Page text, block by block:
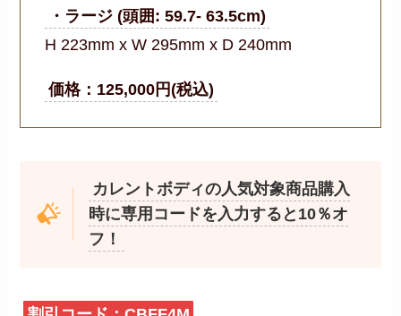
・ラージ (頭囲: 59.7- 63.5cm)
H 223mm x W 295mm x D 240mm
価格：125,000円(税込)
カレントボディの人気対象商品購入
時に専用コードを入力すると10％オ
フ！